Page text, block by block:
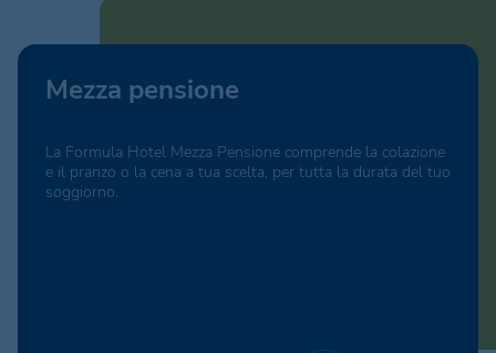
Mezza pensione
La Formula Hotel Mezza Pensione comprende la colazione
e il pranzo o la cena a tua scelta, per tutta la durata del tuo
soggiorno.